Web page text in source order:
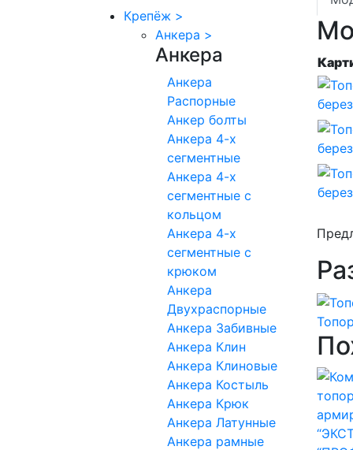
Крепёж >
Анкера >
Анкера
Анкера
Распорные
Анкер болты
Анкера 4-х
сегментные
Анкера 4-х
сегментные с
кольцом
Анкера 4-х
сегментные с
крюком
Анкера
Двухраспорные
Анкера Забивные
Анкера Клин
Анкера Клиновые
Анкера Костыль
Анкера Крюк
Анкера Латунные
Анкера рамные